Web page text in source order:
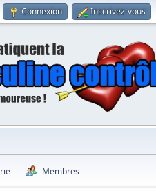
Connexion Inscrivez-vous
Membres